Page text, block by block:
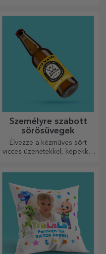
Személyre szabott
sörösüvegek
Élvezze a kézműves sört
vicces üzenetekkel, képekkel